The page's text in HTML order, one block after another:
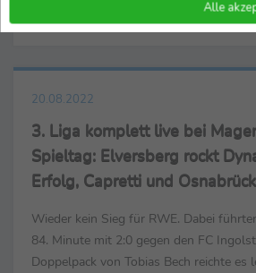
Sky Sport-PR
20.08.2022
3. Liga komplett live bei
Spieltag: Elversberg rockt
Erfolg, Capretti und
Wieder kein Sieg für RWE. Dabei
84. Minute mit 2:0 gegen den FC
Doppelpack von Tobias Bech reichte es
Alle